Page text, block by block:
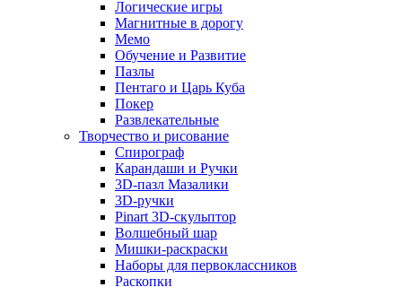
Логические игры
Магнитные в дорогу
Мемо
Обучение и Развитие
Пазлы
Пентаго и Царь Куба
Покер
Развлекательные
Творчество и рисование
Спирограф
Карандаши и Ручки
3D-пазл Мазалики
3D-ручки
Pinart 3D-скульптор
Волшебный шар
Мишки-раскраски
Наборы для первоклассников
Раскопки